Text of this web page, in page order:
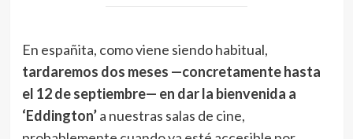
En españita, como viene siendo habitual,
tardaremos dos meses —concretamente hasta
el 12 de septiembre— en dar la bienvenida a
‘Eddington’a nuestras salas de cine,